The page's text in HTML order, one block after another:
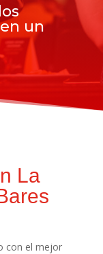
un
La
con el mejor